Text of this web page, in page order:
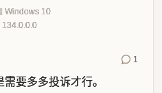
Windows 10
1
要多多投诉才行。